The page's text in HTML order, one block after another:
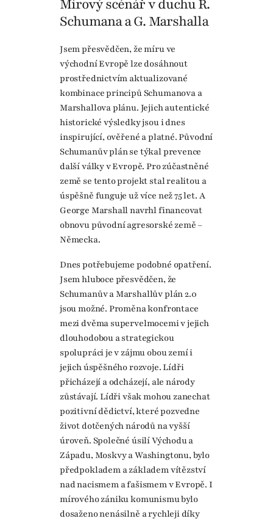
Mírový scénář v duchu R.
Schumana a G. Marshalla
Jsem přesvědčen, že míru ve
východní Evropě lze dosáhnout
prostřednictvím aktualizované
kombinace principů Schumanova a
Marshallova plánu. Jejich autentické
historické výsledky jsou i dnes
inspirující, ověřené a platné. Původní
Schumanův plán se týkal prevence
další války v Evropě. Pro zúčastněné
země se tento projekt stal realitou a
úspěšně funguje už více než 75 let. A
George Marshall navrhl financovat
obnovu původní agresorské země –
Německa.
Dnes potřebujeme podobné opatření.
Jsem hluboce přesvědčen, že
Schumanův a Marshallův plán 2.0
jsou možné. Proměna konfrontace
mezi dvěma supervelmocemi v jejich
dlouhodobou a strategickou
spolupráci je v zájmu obou zemí i
jejich úspěšného rozvoje. Lídři
přicházejí a odcházejí, ale národy
zůstávají. Lídři však mohou zanechat
pozitivní dědictví, které pozvedne
život dotčených národů na vyšší
úroveň. Společné úsilí Východu a
Západu, Moskvy a Washingtonu, bylo
předpokladem a základem vítězství
nad nacismem a fašismem v Evropě. I
mírového zániku komunismu bylo
dosaženo nenásilně a rychleji díky